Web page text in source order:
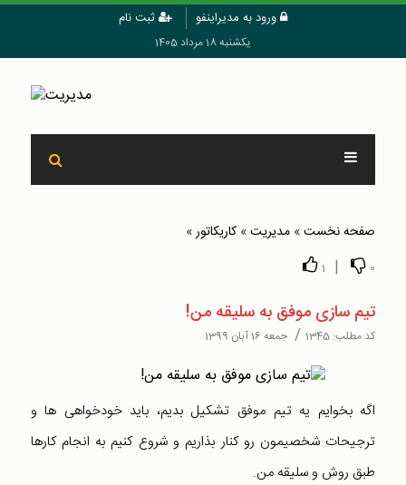
ورود به مدیراینفو ثبت نام
یکشنبه 18 مرداد 1405
صفحه نخست» مدیریت» کاریکاتور»
0
|
1
تیم سازی موفق به سلیقه من!
کد مطلب: 1345
/ جمعه 16 آبان 1399
اگه بخوایم یه تیم موفق تشکیل بدیم، باید خودخواهی ها و
ترجیحات شخصیمون رو کنار بذاریم و شروع کنیم به انجام کارها
طبق روش و سلیقه من.